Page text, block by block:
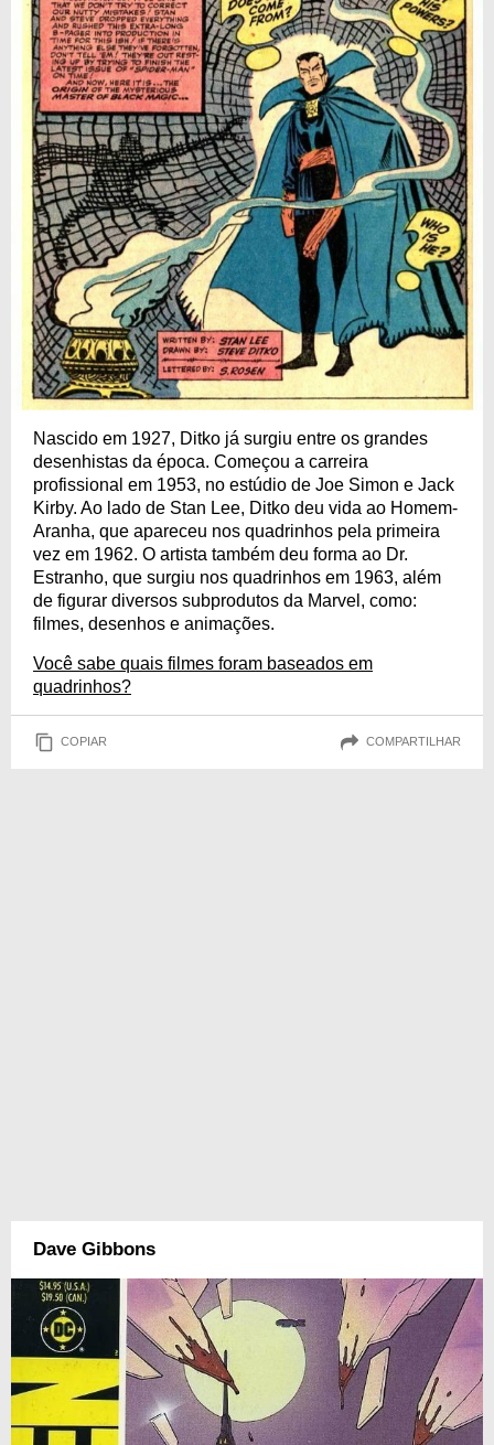
Nascido em 1927, Ditko já surgiu entre os grandes
desenhistas da época. Começou a carreira
profissional em 1953, no estúdio de Joe Simon e Jack
Kirby. Ao lado de Stan Lee, Ditko deu vida ao Homem-
Aranha, que apareceu nos quadrinhos pela primeira
vez em 1962. O artista também deu forma ao Dr.
Estranho, que surgiu nos quadrinhos em 1963, além
de figurar diversos subprodutos da Marvel, como:
filmes, desenhos e animações.
Você sabe quais filmes foram baseados em
quadrinhos?
COPIAR COMPARTILHAR
Dave Gibbons